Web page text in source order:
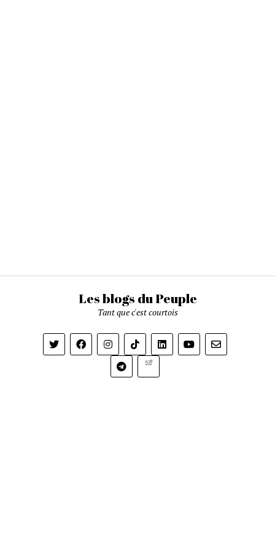
Les blogs du Peuple
Tant que c'est courtois